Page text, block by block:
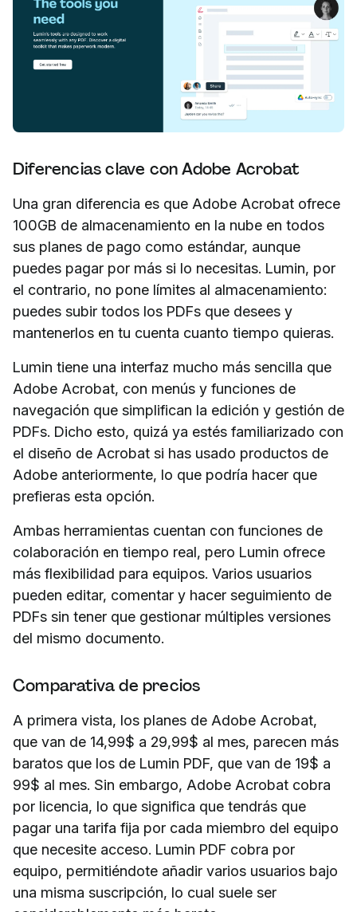
Diferencias clave con Adobe Acrobat
Una gran diferencia es que Adobe Acrobat ofrece
100GB de almacenamiento en la nube en todos
sus planes de pago como estándar, aunque
puedes pagar por más si lo necesitas. Lumin, por
el contrario, no pone límites al almacenamiento:
puedes subir todos los PDFs que desees y
mantenerlos en tu cuenta cuanto tiempo quieras.
Lumin tiene una interfaz mucho más sencilla que
Adobe Acrobat, con menús y funciones de
navegación que simplifican la edición y gestión de
PDFs. Dicho esto, quizá ya estés familiarizado con
el diseño de Acrobat si has usado productos de
Adobe anteriormente, lo que podría hacer que
prefieras esta opción.
Ambas herramientas cuentan con funciones de
colaboración en tiempo real, pero Lumin ofrece
más flexibilidad para equipos. Varios usuarios
pueden editar, comentar y hacer seguimiento de
PDFs sin tener que gestionar múltiples versiones
del mismo documento.
Comparativa de precios
A primera vista, los planes de Adobe Acrobat,
que van de 14,99$ a 29,99$ al mes, parecen más
baratos que los de Lumin PDF, que van de 19$ a
99$ al mes. Sin embargo, Adobe Acrobat cobra
por licencia, lo que significa que tendrás que
pagar una tarifa fija por cada miembro del equipo
que necesite acceso. Lumin PDF cobra por
equipo, permitiéndote añadir varios usuarios bajo
una misma suscripción, lo cual suele ser